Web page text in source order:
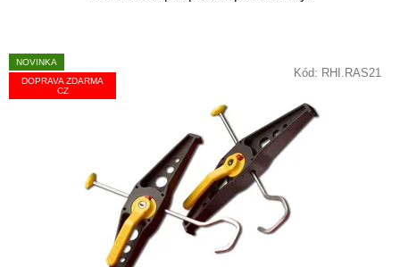
NOVINKA
DOPRAVA ZDARMA
CZ
Kód: RHI.RAS21